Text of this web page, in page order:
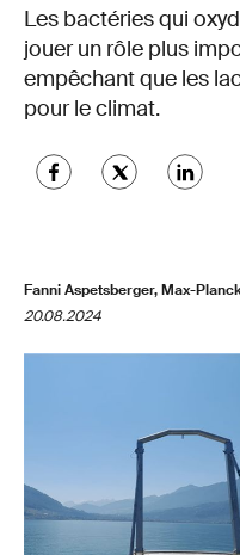
Les bactéries qui
jouer un rôle plus
empêchant que les
pour le climat.
Fanni Aspetsberger, Max-
20.08.2024